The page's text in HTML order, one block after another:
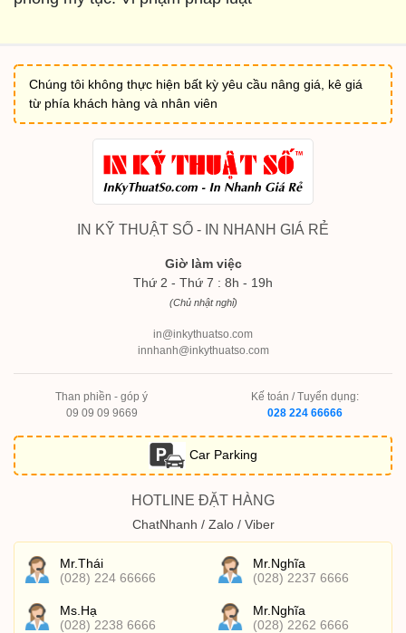
Chúng tôi không thực hiện bất kỳ yêu cầu nâng giá, kê giá
từ phía khách hàng và nhân viên
IN KỸ THUẬT SỐ - IN NHANH GIÁ RẺ
Giờ làm việc
Thứ 2 - Thứ 7 : 8h - 19h
(Chủ nhật nghỉ)
in@inkythuatso.com
innhanh@inkythuatso.com
Than phiền - góp ý
09 09 09 9669
Kế toán / Tuyển dụng:
028 224 66666
Car Parking
HOTLINE ĐẶT HÀNG
ChatNhanh / Zalo / Viber
Mr.Thái
(028) 224 66666
Mr.Nghĩa
(028) 2237 6666
Ms.Hạ
(028) 2238 6666
Mr.Nghĩa
(028) 2262 6666